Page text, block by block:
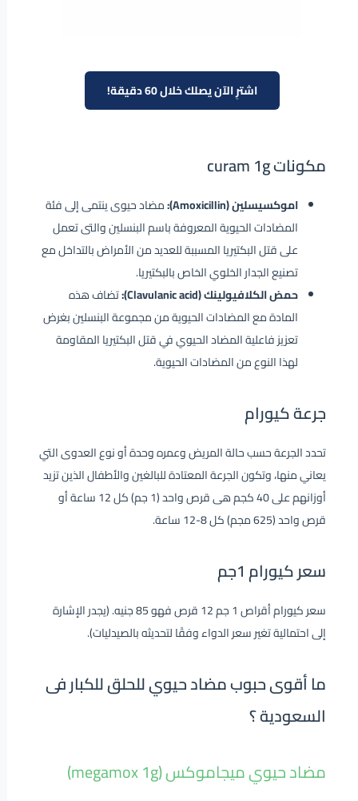
اشترِ الآن يصلك خلال 60 دقيقة!
مكونات curam 1g
اموكسيسلين (Amoxicillin):
مضاد حيوى ينتمى إلى فئة
المضادات الحيوية المعروفة باسم البنسلين والتى تعمل
على قتل البكتيريا المسببة للعديد من الأمراض بالتداخل مع
تصنيع الجدار الخلوي الخاص بالبكتيريا.
حمض الكلافيولينك (Clavulanic acid):
تضاف هذه
المادة مع المضادات الحيوية من مجموعة البنسلين بغرض
تعزيز فاعلية المضاد الحيوي في قتل البكتيريا المقاومة
لهذا النوع من المضادات الحيوية.
جرعة كيورام
تحدد الجرعة حسب حالة المريض وعمره وحدة أو نوع العدوى التي
يعاني منها، وتكون الجرعة المعتادة للبالغين والأطفال الذين تزيد
أوزانهم على 40 كجم هى قرص واحد (1 جم) كل 12 ساعة أو
قرص واحد (625 مجم) كل 8-12 ساعة.
سعر كيورام 1جم
سعر كيورام أقراص 1 جم 12 قرص فهو 85 جنيه. (يجدر الإشارة
إلى احتمالية تغير سعر الدواء وفقًا لتحديثه بالصيدليات).
ما أقوى حبوب مضاد حيوي للحلق للكبار فى
السعودية ؟
مضاد حيوي ميجاموكس (megamox 1g)